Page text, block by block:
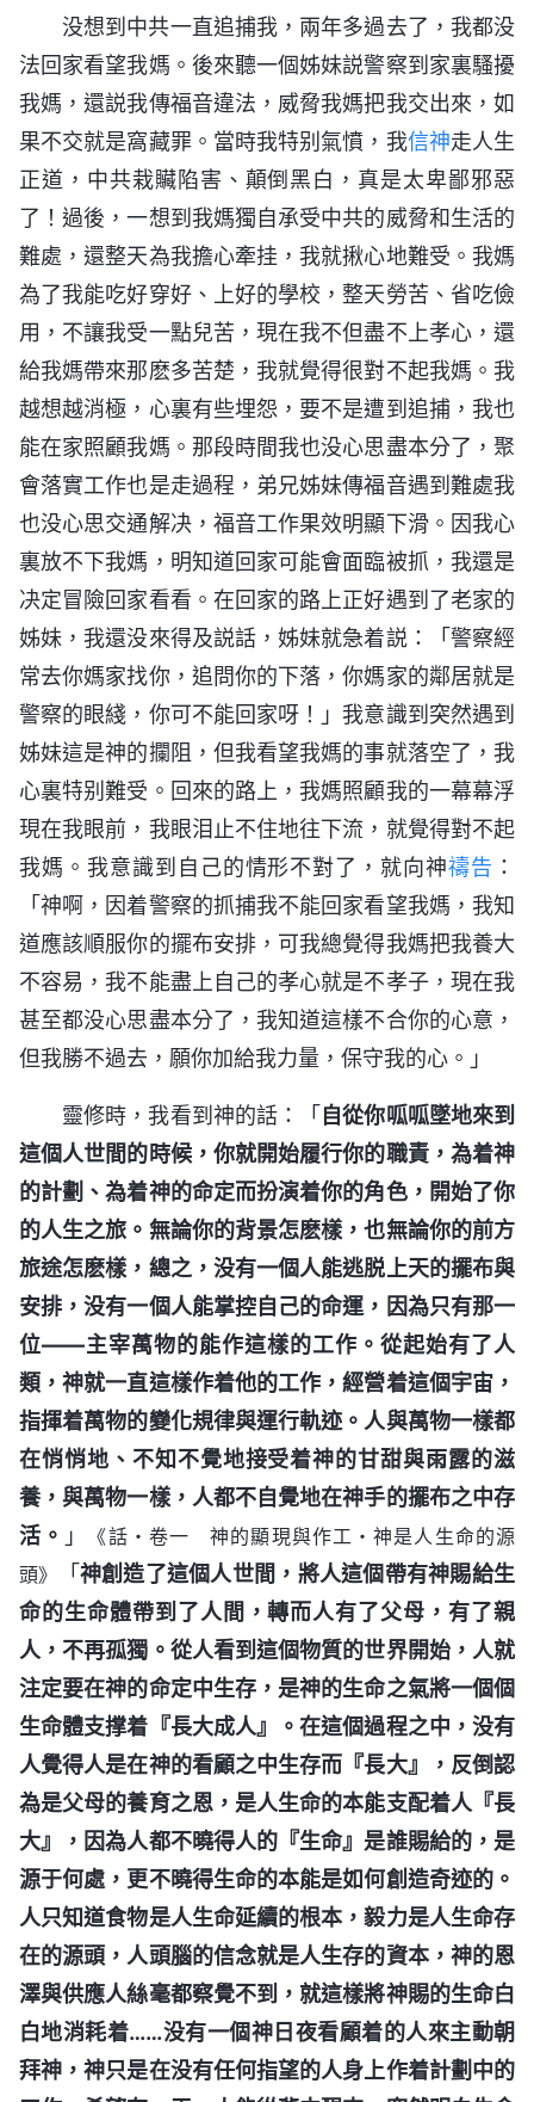
没想到中共一直追捕我，兩年多過去了，我都没
法回家看望我媽。後來聽一個姊妹説警察到家裏騷擾
我媽，還説我傳福音違法，威脅我媽把我交出來，如
果不交就是窩藏罪。當時我特别氣憤，我信神走人生
正道，中共栽贜陷害、顛倒黑白，真是太卑鄙邪惡
了！過後，一想到我媽獨自承受中共的威脅和生活的
難處，還整天為我擔心牽挂，我就揪心地難受。我媽
為了我能吃好穿好、上好的學校，整天勞苦、省吃儉
用，不讓我受一點兒苦，現在我不但盡不上孝心，還
給我媽帶來那麽多苦楚，我就覺得很對不起我媽。我
越想越消極，心裏有些埋怨，要不是遭到追捕，我也
能在家照顧我媽。那段時間我也没心思盡本分了，聚
會落實工作也是走過程，弟兄姊妹傳福音遇到難處我
也没心思交通解决，福音工作果效明顯下滑。因我心
裏放不下我媽，明知道回家可能會面臨被抓，我還是
决定冒險回家看看。在回家的路上正好遇到了老家的
姊妹，我還没來得及説話，姊妹就急着説：「警察經
常去你媽家找你，追問你的下落，你媽家的鄰居就是
警察的眼綫，你可不能回家呀！」我意識到突然遇到
姊妹這是神的攔阻，但我看望我媽的事就落空了，我
心裏特别難受。回來的路上，我媽照顧我的一幕幕浮
現在我眼前，我眼泪止不住地往下流，就覺得對不起
我媽。我意識到自己的情形不對了，就向神禱告 ：
「神啊，因着警察的抓捕我不能回家看望我媽，我知
道應該順服你的擺布安排，可我總覺得我媽把我養大
不容易，我不能盡上自己的孝心就是不孝子，現在我
甚至都没心思盡本分了，我知道這樣不合你的心意，
但我勝不過去，願你加給我力量，保守我的心。」
靈修時，我看到神的話：「自從你呱呱墜地來到
這個人世間的時候，你就開始履行你的職責，為着神
的計劃、為着神的命定而扮演着你的角色，開始了你
的人生之旅。無論你的背景怎麽樣，也無論你的前方
旅途怎麽樣，總之，没有一個人能逃脱上天的擺布與
安排，没有一個人能掌控自己的命運，因為只有那一
位——主宰萬物的能作這樣的工作。從起始有了人
類，神就一直這樣作着他的工作，經營着這個宇宙，
指揮着萬物的變化規律與運行軌迹。人與萬物一樣都
在悄悄地、不知不覺地接受着神的甘甜與雨露的滋
養，與萬物一樣，人都不自覺地在神手的擺布之中存
活。 」
《話・卷一 神的顯現與作工・神是人生命的源
頭》
「神創造了這個人世間，將人這個帶有神賜給生
命的生命體帶到了人間，轉而人有了父母，有了親
人，不再孤獨。從人看到這個物質的世界開始，人就
注定要在神的命定中生存，是神的生命之氣將一個個
生命體支撑着『長大成人』。在這個過程之中，没有
人覺得人是在神的看顧之中生存而『長大』，反倒認
為是父母的養育之恩，是人生命的本能支配着人『長
大』，因為人都不曉得人的『生命』是誰賜給的，是
源于何處，更不曉得生命的本能是如何創造奇迹的。
人只知道食物是人生命延續的根本，毅力是人生命存
在的源頭，人頭腦的信念就是人生存的資本，神的恩
澤與供應人絲毫都察覺不到，就這樣將神賜的生命白
白地消耗着……没有一個神日夜看顧着的人來主動朝
拜神，神只是在没有任何指望的人身上作着計劃中的